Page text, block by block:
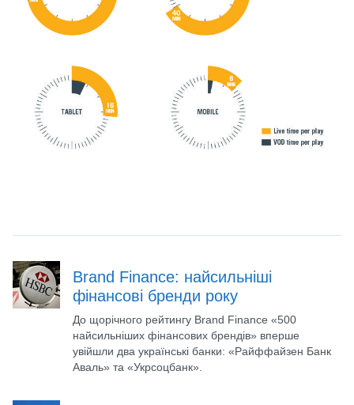
Brand Finance: найсильніші
фінансові бренди року
До щорічного рейтингу Brand Finance «500
найсильніших фінансових брендів» вперше
увійшли два українські банки: «Райффайзен Банк
Аваль» та «Укрсоцбанк».